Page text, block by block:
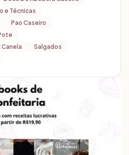
e Técnicas
Pao Caseiro
Canela
Salgados